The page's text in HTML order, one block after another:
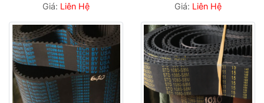
Giá: Liên Hệ Giá: Liên Hệ